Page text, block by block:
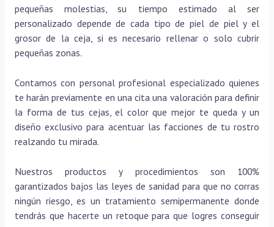
pequeñas molestias, su tiempo estimado al ser
personalizado depende de cada tipo de piel de piel y el
grosor de la ceja, si es necesario rellenar o solo cubrir
pequeñas zonas.
Contamos con personal profesional especializado quienes
te harán previamente en una cita una valoración para definir
la forma de tus cejas, el color que mejor te queda y un
diseño exclusivo para acentuar las facciones de tu rostro
realzando tu mirada.
Nuestros productos y procedimientos son 100%
garantizados bajos las leyes de sanidad para que no corras
ningún riesgo, es un tratamiento semipermanente donde
tendrás que hacerte un retoque para que logres conseguir